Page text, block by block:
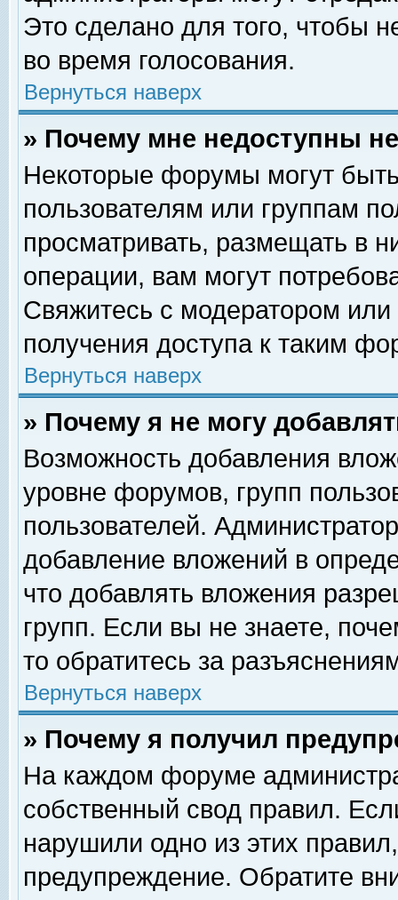
Это сделано для того, чтобы
во время голосования.
Вернуться наверх
» Почему мне недоступны
Некоторые форумы могут
пользователям или группам
просматривать, размещать в
операции, вам могут
Свяжитесь с модератором
получения доступа к таким
Вернуться наверх
» Почему я не могу
Возможность добавления
уровне форумов, групп
пользователей.
добавление вложений в
что добавлять вложения
групп. Если вы не знаете,
то обратитесь за
Вернуться наверх
» Почему я получил
На каждом форуме
собственный свод правил.
нарушили одно из этих
предупреждение. Обратите